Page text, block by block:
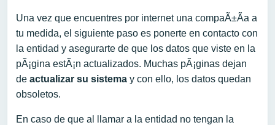
Una vez que encuentres por internet una compaÃ±Ã­a a
tu medida, el siguiente paso es ponerte en contacto con
la entidad y asegurarte de que los datos que viste en la
pÃ¡gina estÃ¡n actualizados. Muchas pÃ¡ginas dejan
de actualizar su sistema y con ello, los datos quedan
obsoletos.
En caso de que al llamar a la entidad no tengan la